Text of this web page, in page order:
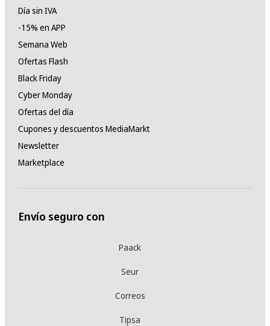
Día sin IVA
-15% en APP
Semana Web
Ofertas Flash
Black Friday
Cyber Monday
Ofertas del día
Cupones y descuentos MediaMarkt
Newsletter
Marketplace
Envío seguro con
Paack
Seur
Correos
Tipsa